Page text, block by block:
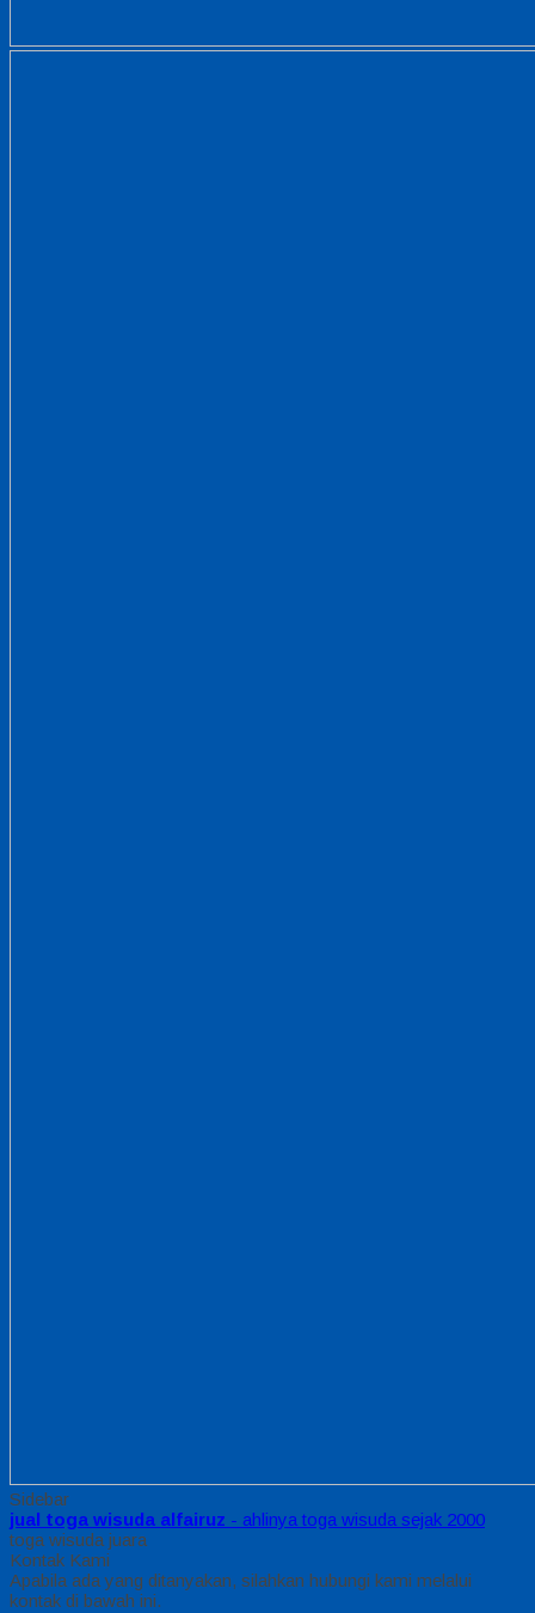
Sidebar
jual toga wisuda alfairuz - ahlinya toga wisuda sejak 2000
toga wisuda juara
Kontak Kami
Apabila ada yang ditanyakan, silahkan hubungi kami melalui
kontak di bawah ini.